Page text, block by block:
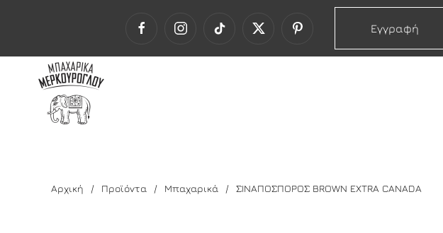
Εγγραφή
Αρχική Προϊόντα Μπαχαρικά ΣΙΝΑΠΟΣΠΟΡΟΣ BROWN ΕΧΤRA CANADA